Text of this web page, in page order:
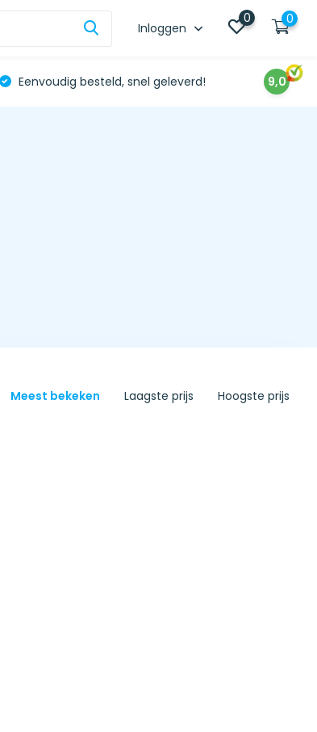
Inloggen
0 0
Eenvoudig besteld, snel geleverd! 9,0
Meest bekeken Laagste prijs Hoogste prijs